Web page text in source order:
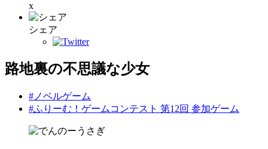
x
シェア
路地裏の不思議な少女
#ノベルゲーム
#ふりーむ！ゲームコンテスト 第12回 参加ゲーム